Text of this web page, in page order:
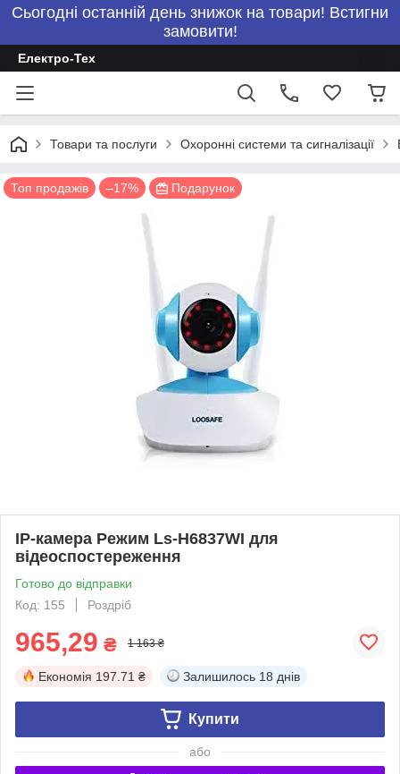
Сьогодні останній день знижок на товари! Встигни
замовити!
Електро-Тех
Товари та послуги Охоронні системи та сигналізації
Топ продажів –17% Подарунок
IP-камера Режим Ls-H6837WI для
відеоспостереження
Готово до відправки
Код: 155
Роздріб
965,29 ₴ 1 163 ₴
Економія 197.71 ₴ Залишилось 18 днів
Купити
або